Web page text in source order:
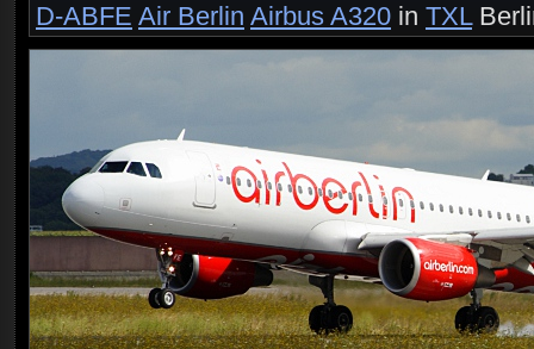
D-ABFE Air Berlin Airbus A320 in TXL